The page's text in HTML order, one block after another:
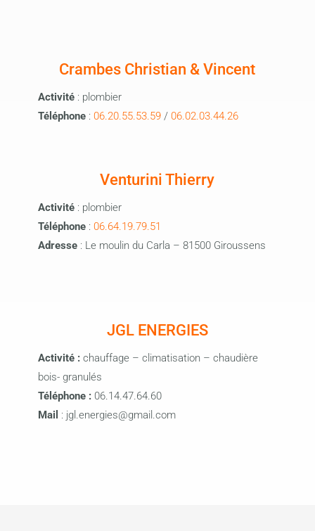
Crambes Christian & Vincent
Activité : plombier
Téléphone : 06.20.55.53.59/ 06.02.03.44.26
Venturini Thierry
Activité : plombier
Téléphone: 06.64.19.79.51
Adresse: Le moulin du Carla – 81500 Giroussens
JGL ENERGIES
Activité :chauffage – climatisation – chaudière
bois- granulés
Téléphone : 06.14.47.64.60
Mail : jgl.energies@gmail.com